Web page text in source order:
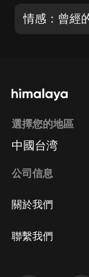
選擇您的地區
中國台湾
公司信息
關於我們
聯繫我們